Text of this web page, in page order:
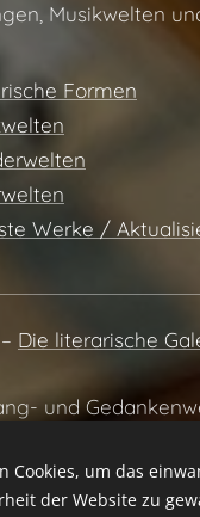
Musikwelten
Formen
Werke /
Die literarische
und
Cookies, um das
der Website zu